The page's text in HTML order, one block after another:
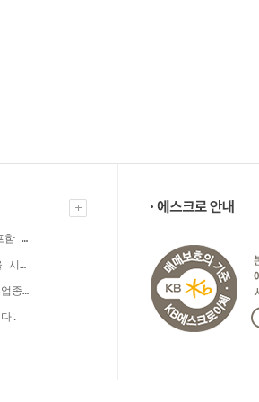
본쇼핑몰은 전상품 VAT포함 가격 입니다.
전국 전지역 무료배송 을 시행합니다.
서울고객및지방고객 일부업종 후불제실시.
다.